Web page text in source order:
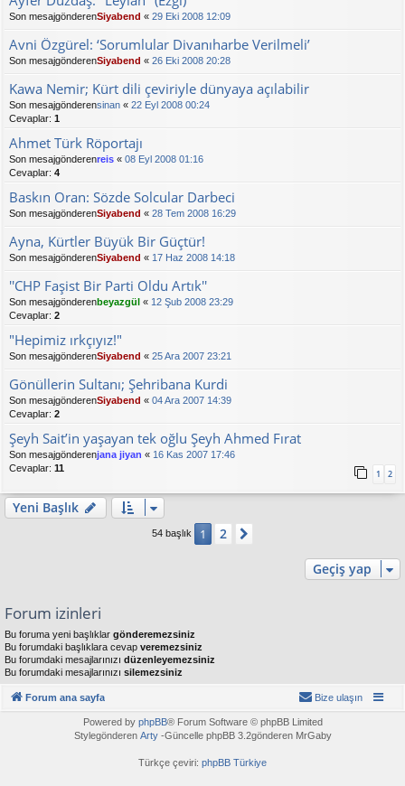
Son mesajgönderenSiyabend « 29 Eki 2008 12:09
Avni Özgürel: ‘Sorumlular Divanıharbe Verilmeli’
Son mesajgönderenSiyabend « 26 Eki 2008 20:28
Kawa Nemir; Kürt dili çeviriyle dünyaya açılabilir
Son mesajgönderensinan « 22 Eyl 2008 00:24
Cevaplar: 1
Ahmet Türk Röportajı
Son mesajgönderenreis « 08 Eyl 2008 01:16
Cevaplar: 4
Baskın Oran: Sözde Solcular Darbeci
Son mesajgönderenSiyabend « 28 Tem 2008 16:29
Ayna, Kürtler Büyük Bir Güçtür!
Son mesajgönderenSiyabend « 17 Haz 2008 14:18
''CHP Faşist Bir Parti Oldu Artık''
Son mesajgönderenbeyazgül « 12 Şub 2008 23:29
Cevaplar: 2
"Hepimiz ırkçıyız!"
Son mesajgönderenSiyabend « 25 Ara 2007 23:21
Gönüllerin Sultanı; Şehribana Kurdi
Son mesajgönderenSiyabend « 04 Ara 2007 14:39
Cevaplar: 2
Şeyh Sait’in yaşayan tek oğlu Şeyh Ahmed Fırat
Son mesajgönderenjana jiyan « 16 Kas 2007 17:46
Cevaplar: 11 1 2
Yeni Başlık
54 başlık 1 2
Geçiş yap
Forum izinleri
Bu foruma yeni başlıklar gönderemezsiniz
Bu forumdaki başlıklara cevap veremezsiniz
Bu forumdaki mesajlarınızı düzenleyemezsiniz
Bu forumdaki mesajlarınızı silemezsiniz
Forum ana sayfa Bize ulaşın
Powered by phpBB® Forum Software © phpBB Limited
Stylegönderen Arty-Güncelle phpBB 3.2gönderen MrGaby
Türkçe çeviri: phpBB Türkiye